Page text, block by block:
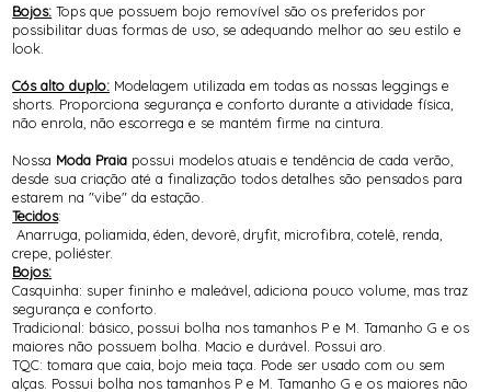
Bojos: Tops que possuem bojo removível são os preferidos por
possibilitar duas formas de uso, se adequando melhor ao seu estilo e
look.
Cós alto duplo: Modelagem utilizada em todas as nossas leggings e
shorts. Proporciona segurança e conforto durante a atividade física,
não enrola, não escorrega e se mantém firme na cintura.
Nossa Moda Praia possui modelos atuais e tendência de cada verão,
desde sua criação até a finalização todos detalhes são pensados para
estarem na "vibe" da estação.
Tecidos:
Anarruga, poliamida, éden, devorê, dryfit, microfibra, cotelê, renda,
crepe, poliéster.
Bojos:
Casquinha: super fininho e maleável, adiciona pouco volume, mas traz
segurança e conforto.
Tradicional: básico, possui bolha nos tamanhos P e M. Tamanho G e os
maiores não possuem bolha. Macio e durável. Possui aro.
TQC: tomara que caia, bojo meia taça. Pode ser usado com ou sem
alças. Possui bolha nos tamanhos P e M. Tamanho G e os maiores não